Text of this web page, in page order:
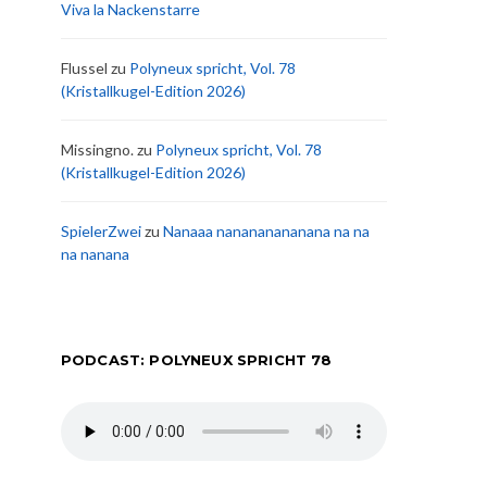
Viva la Nackenstarre
Flussel zu Polyneux spricht, Vol. 78
(Kristallkugel-Edition 2026)
Missingno.zu Polyneux spricht, Vol. 78
(Kristallkugel-Edition 2026)
SpielerZweizu Nanaaa nanananananana na na
na nanana
PODCAST: POLYNEUX SPRICHT 78